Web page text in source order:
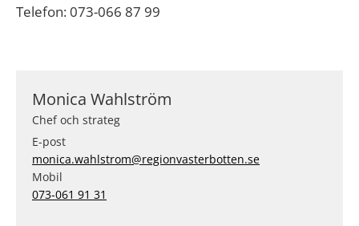
Telefon: 073-066 87 99
Monica Wahlström
Chef och strateg
E-post
monica.wahlstrom@regionvasterbotten.se
Mobil
073-061 91 31